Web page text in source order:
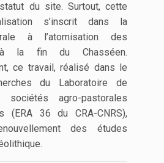
du site. Surtout, cette
s’inscrit dans la
à l’atomisation des
à la fin du Chasséen.
ce travail, réalisé dans le
du Laboratoire de
sociétés agro-pastorales
(ERA 36 du CRA-CNRS),
des études